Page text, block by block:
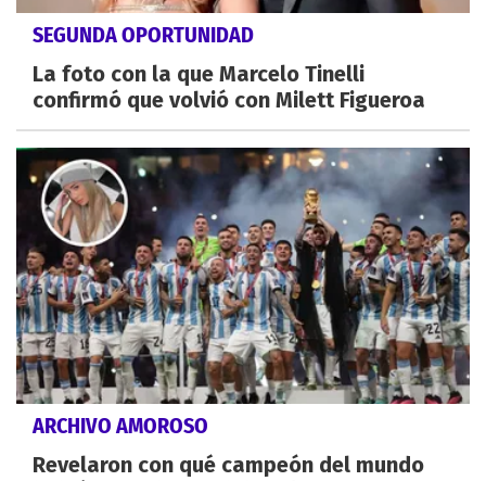
SEGUNDA OPORTUNIDAD
La foto con la que Marcelo Tinelli
confirmó que volvió con Milett Figueroa
ARCHIVO AMOROSO
Revelaron con qué campeón del mundo